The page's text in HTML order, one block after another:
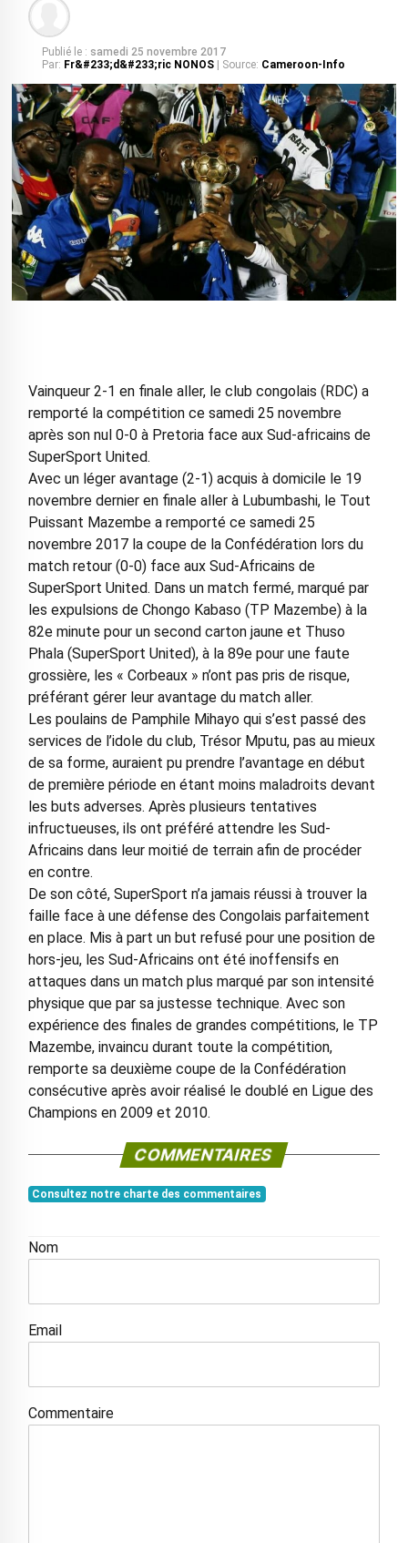
Publié le : samedi 25 novembre 2017
Par: Fr&#233;d&#233;ric NONOS | Source: Cameroon-Info
Vainqueur 2-1 en finale aller, le club congolais (RDC) a
remporté la compétition ce samedi 25 novembre
après son nul 0-0 à Pretoria face aux Sud-africains de
SuperSport United.
Avec un léger avantage (2-1) acquis à domicile le 19
novembre dernier en finale aller à Lubumbashi, le Tout
Puissant Mazembe a remporté ce samedi 25
novembre 2017 la coupe de la Confédération lors du
match retour (0-0) face aux Sud-Africains de
SuperSport United. Dans un match fermé, marqué par
les expulsions de Chongo Kabaso (TP Mazembe) à la
82e minute pour un second carton jaune et Thuso
Phala (SuperSport United), à la 89e pour une faute
grossière, les « Corbeaux » n’ont pas pris de risque,
préférant gérer leur avantage du match aller.
Les poulains de Pamphile Mihayo qui s’est passé des
services de l’idole du club, Trésor Mputu, pas au mieux
de sa forme, auraient pu prendre l’avantage en début
de première période en étant moins maladroits devant
les buts adverses. Après plusieurs tentatives
infructueuses, ils ont préféré attendre les Sud-
Africains dans leur moitié de terrain afin de procéder
en contre.
De son côté, SuperSport n’a jamais réussi à trouver la
faille face à une défense des Congolais parfaitement
en place. Mis à part un but refusé pour une position de
hors-jeu, les Sud-Africains ont été inoffensifs en
attaques dans un match plus marqué par son intensité
physique que par sa justesse technique. Avec son
expérience des finales de grandes compétitions, le TP
Mazembe, invaincu durant toute la compétition,
remporte sa deuxième coupe de la Confédération
consécutive après avoir réalisé le doublé en Ligue des
Champions en 2009 et 2010.
COMMENTAIRES
Consultez notre charte des commentaires
Nom
Email
Commentaire